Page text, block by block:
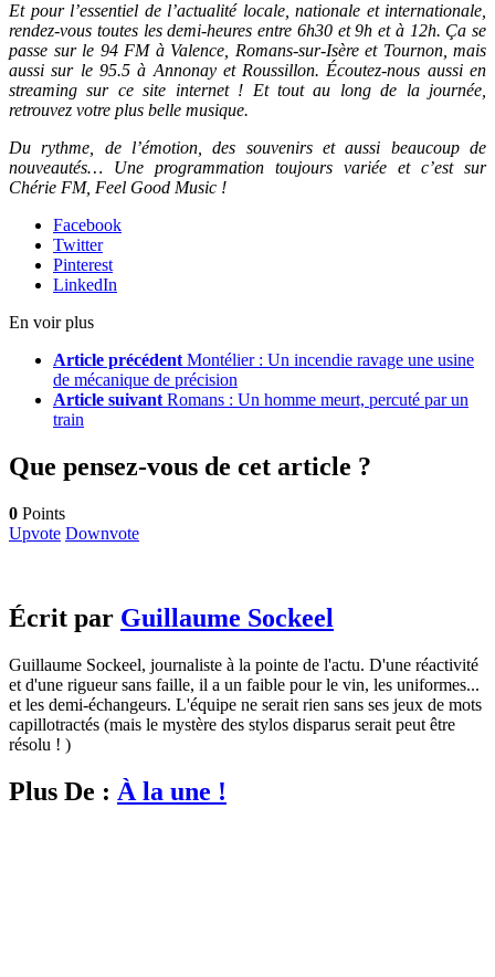
Et pour l’essentiel de l’actualité locale, nationale et internationale,
rendez-vous toutes les demi-heures entre 6h30 et 9h et à 12h. Ça se
passe sur le 94 FM à Valence, Romans-sur-Isère et Tournon, mais
aussi sur le 95.5 à Annonay et Roussillon. Écoutez-nous aussi en
streaming sur ce site internet ! Et tout au long de la journée,
retrouvez votre plus belle musique.
Du rythme, de l’émotion, des souvenirs et aussi beaucoup de
nouveautés… Une programmation toujours variée et c’est sur
Chérie FM, Feel Good Music !
Facebook
Twitter
Pinterest
LinkedIn
En voir plus
Article précédent Montélier : Un incendie ravage une usine
de mécanique de précision
Article suivant Romans : Un homme meurt, percuté par un
train
Que pensez-vous de cet article ?
0 Points
Upvote Downvote
Écrit par Guillaume Sockeel
Guillaume Sockeel, journaliste à la pointe de l'actu. D'une réactivité
et d'une rigueur sans faille, il a un faible pour le vin, les uniformes...
et les demi-échangeurs. L'équipe ne serait rien sans ses jeux de mots
capillotractés (mais le mystère des stylos disparus serait peut être
résolu ! )
Plus De : À la une !